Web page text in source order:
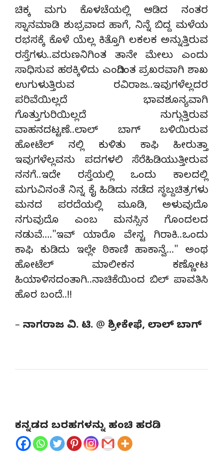
ಚಿಕ್ಕ ಮಗು ಕೊಳಚೆಯಲ್ಲಿ ಆಡಿದ ನಂತರ
ಸ್ನಾನಮಾಡಿ ಶುಭ್ರವಾದ ಹಾಗೆ, ನಿನ್ನೆ ಬಿದ್ದ ಮಳೆಯ
ರಭಸಕ್ಕೆ ಕೊಳೆ ಯೆಲ್ಲ ಕಿತ್ತೊಗಿ ಲಕಲಕ ಅನ್ನುತ್ತಿರುವ
ರಸ್ತೆಗಳು..ವರುಣನಿಗಿಂತ ತಾನೇ ಮೇಲು ಎಂದು
ಸಾಧಿಸುವ ಹಠಕ್ಕಿಳಿದು ಎಂದಿಗಿಂತ ಪ್ರಖರವಾಗಿ ಶಾಖ
ಉಗುಳುತ್ತಿರುವ ರವಿರಾಜ..ಇವುಗಳೆಲ್ಲದರ
ಪರಿವೆಯಿಲ್ಲದೆ ಭಾವಶೂನ್ಯವಾಗಿ
ಗೊತ್ತುಗುರಿಯಿಲ್ಲದೆ ನುಗ್ಗುತ್ತಿರುವ
ವಾಹನದಟ್ಟಣೆ..ಲಾಲ್ ಬಾಗ್ ಬಳಿಯಿರುವ
ಹೋಟೆಲ್ ನಲ್ಲಿ ಕುಳಿತು ಕಾಫಿ ಹೀರುತ್ತಾ
ಇವುಗಳೆಲ್ಲವನು ಪದಗಳಲಿ ಸೆರೆಹಿಡಿಯುತ್ತೀರುವ
ನನಗೆ..ಇದೇ ರಸ್ತೆಯಲ್ಲಿ ಒಂದು ಕಾಲದಲ್ಲಿ
ಮಗುವಿನಂತೆ ನಿನ್ನ ಕೈ ಹಿಡಿದು ನಡೆದ ಸ್ಥಬ್ದಚಿತ್ರಗಳು
ಮನದ ಪರದೆಯಲ್ಲಿ ಮೂಡಿ, ಅಳುವುದೊ
ನಗುವುದೊ ಎಂಬ ಮನಸ್ಸಿನ ಗೊಂದಲದ
ನಡುವೆ…."ಇವ್ ಯಾರೊ ವೇಸ್ಟ ಗಿರಾಕಿ..ಒಂದು
ಕಾಫಿ ಕುಡಿದು ಇಲ್ಲೇ ಠಿಕಾಣಿ ಹಾಕಾನ್ವೆ…" ಅಂಥ
ಹೋಟೆಲ್ ಮಾಲೀಕನ ಕಣ್ಣೋಟ
ಹಿಯಾಳಿಸದಂತಾಗಿ..ನಾಚಿಕೆಯಿಂದ ಬಿಲ್ ಪಾವತಿಸಿ
ಹೊರ ಬಂದೆ..!!
– ನಾಗರಾಜ ವಿ. ಟಿ. @ ಶ್ರೀಕೇಫೆ, ಲಾಲ್ ಬಾಗ್
ಕನ್ನಡದ ಬರಹಗಳನ್ನು ಹಂಚಿ ಹರಡಿ